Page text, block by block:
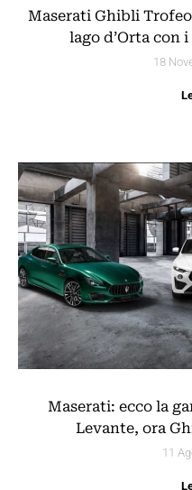
Maserati Ghibli
lago d’Orta con
18
Maserati: ecco la
Levante, ora
11